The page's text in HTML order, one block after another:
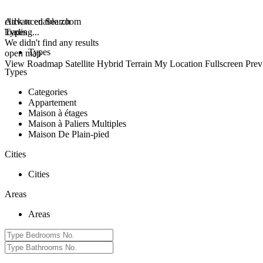
click to enable zoom
loading...
We didn't find any results
open map
View Roadmap Satellite Hybrid Terrain My Location Fullscreen Prev
Advanced Search
Types
Types
Types
Categories
Appartement
Maison à étages
Maison à Paliers Multiples
Maison De Plain-pied
Cities
Cities
Areas
Areas